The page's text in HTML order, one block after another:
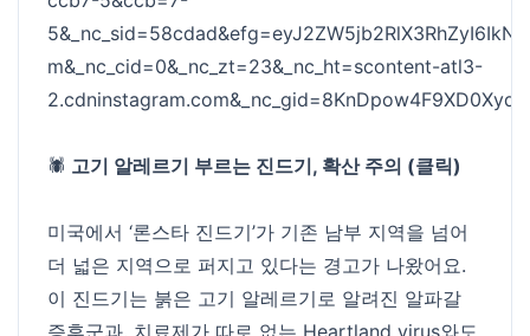
🕷️ 고기 알레르기 부르는 진드기, 확산 주의 (클릭)
미국에서 ‘론스타 진드기’가 기존 남부 지역을 넘어
더 넓은 지역으로 퍼지고 있다는 경고가 나왔어요.
이 진드기는 붉은 고기 알레르기로 알려진 알파갈
증후군과, 치료제가 따로 없는 Heartland virus와도